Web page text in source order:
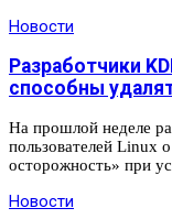
Новости
Разработчики
способны
На прошлой неделе
пользователей Linux
осторожность» при
Новости